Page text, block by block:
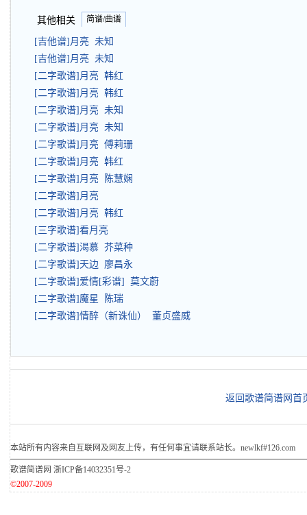
其他相关 简谱/曲谱
[吉他谱]月亮 未知
[吉他谱]月亮 未知
[二字歌谱]月亮 韩红
[二字歌谱]月亮 韩红
[二字歌谱]月亮 未知
[二字歌谱]月亮 未知
[二字歌谱]月亮 傅莉珊
[二字歌谱]月亮 韩红
[二字歌谱]月亮 陈慧娴
[二字歌谱]月亮
[二字歌谱]月亮 韩红
[三字歌谱]看月亮
[二字歌谱]渴慕 芥菜种
[二字歌谱]天边 廖昌永
[二字歌谱]爱情[彩谱] 莫文蔚
[二字歌谱]魔星 陈瑞
[二字歌谱]情醉（新诛仙） 董贞盛威
返回歌谱简谱网首
本站所有内容来自互联网及网友上传，有任何事宜请联系站长。newlkf#126.com
歌谱简谱网 浙ICP备14032351号-2
©2007-2009